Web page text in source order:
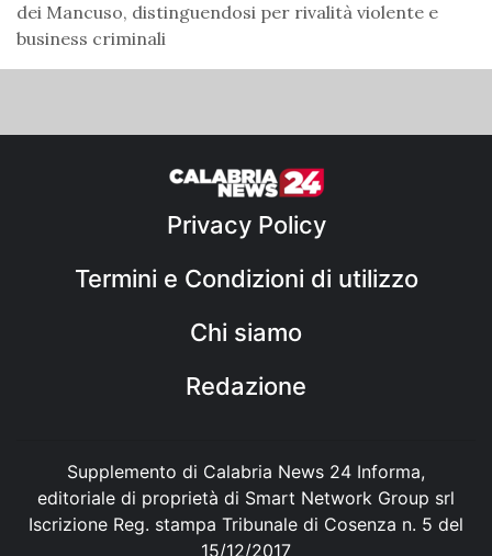
dei Mancuso, distinguendosi per rivalità violente e
business criminali
Privacy Policy
Termini e Condizioni di utilizzo
Chi siamo
Redazione
Supplemento di Calabria News 24 Informa,
editoriale di proprietà di Smart Network Group srl
Iscrizione Reg. stampa Tribunale di Cosenza n. 5 del
15/12/2017